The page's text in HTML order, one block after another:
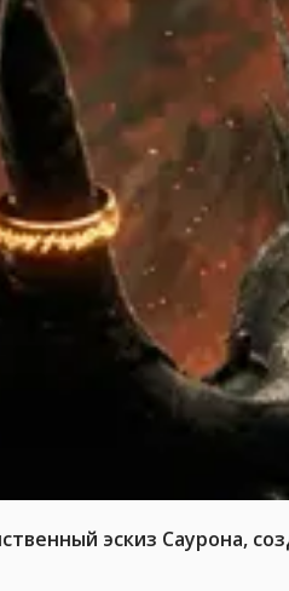
эскиз Саурона,